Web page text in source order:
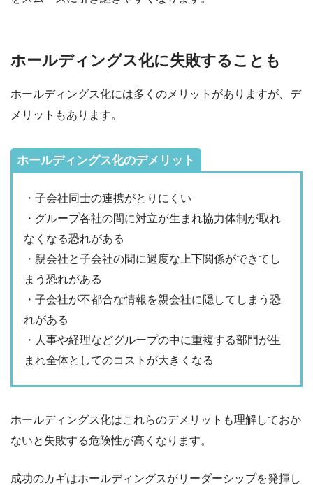
ホールディングス化に失敗することも
ホールディングス化には多くのメリットがありますが、デ
メリットもあります。
ホールディングス化のデメリット
・子会社同士の連携がとりにくい
・グループ各社の間に対立が生まれ協力体制が取れ
なくなる恐れがある
・親会社と子会社の間に過度な上下関係ができてし
まう恐れがある
・子会社が不都合な情報を親会社に隠してしまう恐
れがある
・人事や経理などグループの中に重複する部門が生
まれ全体としてのコストが大きくなる
ホールディングス化はこれらのデメリットも理解しておか
ないと失敗する危険性が高くなります。
成功のカギはホールディングスがリーダーシップを発揮し